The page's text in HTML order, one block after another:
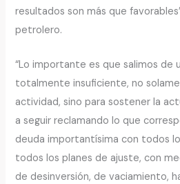
resultados son más que
petrolero.
“Lo importante es que salimos de
totalmente insuficiente, no
actividad, sino para sostener la
a seguir reclamando lo que
deuda importantísima con todos
todos los planes de ajuste, con
de desinversión, de vaciamiento,